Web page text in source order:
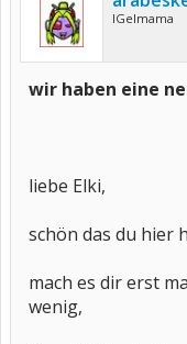
IGelmama
wir haben eine
liebe Elki,
schön das du hier
mach es dir erst
wenig,